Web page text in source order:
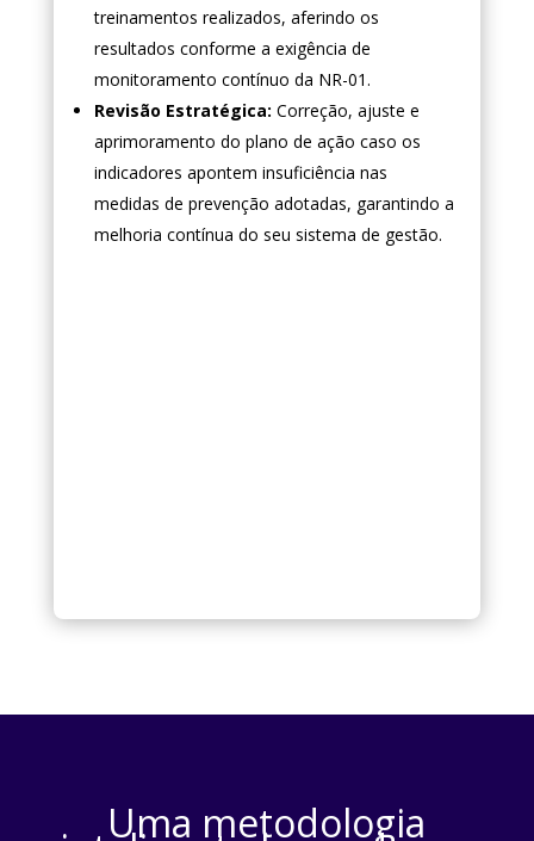
treinamentos realizados, aferindo os
resultados conforme a exigência de
monitoramento contínuo da NR-01.
Revisão Estratégica: Correção, ajuste e
aprimoramento do plano de ação caso os
indicadores apontem insuficiência nas
medidas de prevenção adotadas, garantindo a
melhoria contínua do seu sistema de gestão.
Uma metodologia